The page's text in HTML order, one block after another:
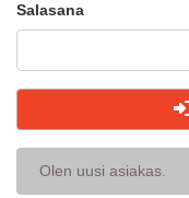
Salasana
Olen uusi asiakas.